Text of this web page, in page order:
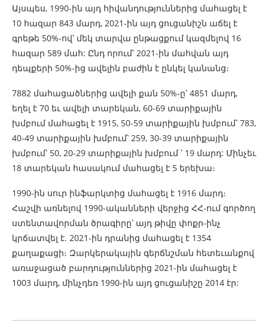
Այսպես, 1990-ին այդ հիվանդություններից մահացել է
10 հազար 843 մարդ, 2021-ին այդ ցուցանիշն աճել է
գրեթե 50%-ով՝ մեկ տարվա ընթացքում կազմելով 16
հազար 589 մահ: Ընդ որում՝ 2021-ին մահվան այդ
դեպքերի 50%-ից ավելին բաժին է ընկել կանանց։
7882 մահացածներից ավելի քան 50%-ը՝ 4851 մարդ,
եղել է 70 եւ ավելի տարեկան, 60-69 տարիքային
խմբում մահացել է 1915, 50-59 տարիքային խմբում՝ 783,
40-49 տարիքային խմբում՝ 259, 30-39 տարիքային
խմբում՝ 50, 20-29 տարիքային խմբում ՝ 19 մարդ: Մինչեւ
18 տարեկան հասակում մահացել է 5 երեխա։
1990-ին սուր ինֆարկտից մահացել է 1916 մարդ։
Հաշվի առնելով 1990-ականների վերջից ՀՀ-ում գործող
ստենտավորման ծրագիրը՝ այդ թիվը փոքր-ինչ
կրճատվել է. 2021-ին դրանից մահացել է 1354
քաղաքացի։ Զարկերակային գերճնշման հետեւանքով
առաջացած բարդություններից 2021-ին մահացել է
1003 մարդ, մինչդեռ 1990-ին այդ ցուցանիշը 2014 էր: